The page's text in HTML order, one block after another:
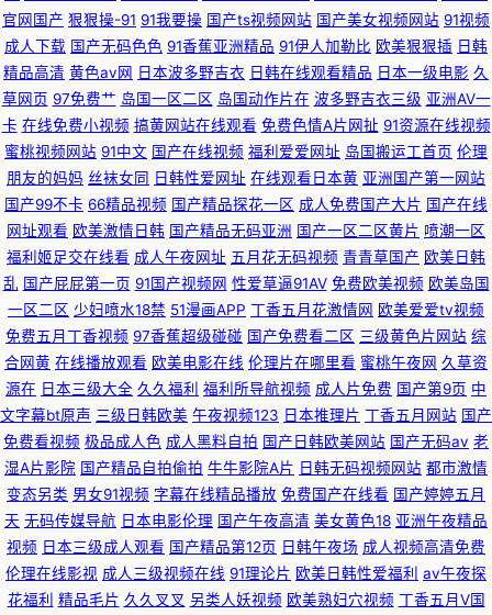
蜜桃久久 精品少妇影院 少妇啪一区 91Nav免费观看 91视频高清免费在线播
放 丁香五月日韩 日韩亚州国产成人综合 91黄色视频精品 AV倫理巨乳性爱 国
內操逼在线 欧美亚洲天堂网 91一区视频 国产ts在线观看 国内99自拍 91限制
级干顶级美女 在线不卡的AV初 大香蕉99va 91n激情 欧美性愛一级Va 成人
网 91另类 亚洲天堂麻豆麻豆 玖玖色无码 欧日韩中文字幕在线
官网国产 狠狠操-91 91我要操 国产ts视频网站 国产美女视频网站 91视频
成人下载 国产无码色色 91香蕉亚洲精品 91伊人加勒比 欧美狠狠插 日韩
精品高清 黄色av网 日本波多野吉衣 日韩在线观看精品 日本一级电影 久
草网页 97免费艹 岛国一区二区 岛国动作片在 波多野吉衣三级 亚洲AV一
卡 在线免费小视频 搞黄网站在线观看 免费色情A片网扯 91资源在线视频
蜜桃视频网站 91中文 国产在线视频 福利爱爱网址 岛国搬运工首页 伦理
朋友的妈妈 丝袜女同 日韩性爱网址 在线观看日本黄 亚洲国产第一网站
国产99不卡 66精品视频 国产精品探花一区 成人免费国产大片 国产在线
网址观看 欧美激情日韩 国产精品无码亚洲 国产一区二区黄片 喷潮一区
福利姬足交在线看 成人午夜网址 五月花无码视频 青青草国产 欧美日韩
乱 国产屁屁第一页 91国产视频网 性爱草逼91AV 免费欧美视频 欧美岛国
一区二区 少妇喷水18禁 51漫画APP 丁香五月花激情网 欧美爱爱tv视频
免费五月丁香视频 97香蕉超级碰碰 国产免费看二区 三级黄色片网站 综
合网黄 在线播放观看 欧美电影在线 伦理片在哪里看 蜜桃午夜网 久草资
源在 日本三级大全 久久福利 福利所导航视频 成人片免费 国产第9页 中
文字幕bt原声 三级日韩欧美 午夜视频123 日本推理片 丁香五月网站 国产
免费看视频 极品成人色 成人黑料自拍 国产日韩欧美网站 国产无码av 老
湿A片影院 国产精品自拍偷拍 牛牛影院A片 日韩无码视频网站 都市激情
变态另类 男女91视频 字幕在线精品播放 免费国产在线看 国产婷婷五月
天 无码传媒导航 日本电影伦理 国产午夜高清 美女黄色18 亚洲午夜精品
视频 日本三级成人观看 国产精品第12页 日韩午夜场 成人视频高清免费
伦理在线影视 成人三级视频在线 91理论片 欧美日韩性爱福利 av午夜探
花福利 精品毛片 久久叉叉 另类人妖视频 欧美熟妇穴视频 丁香五月V国